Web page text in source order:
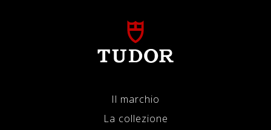
Il marchio
La collezione